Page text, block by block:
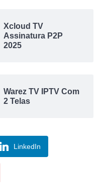
Xcloud TV
Assinatura P2P
2025
Warez TV IPTV Com
2 Telas
LinkedIn